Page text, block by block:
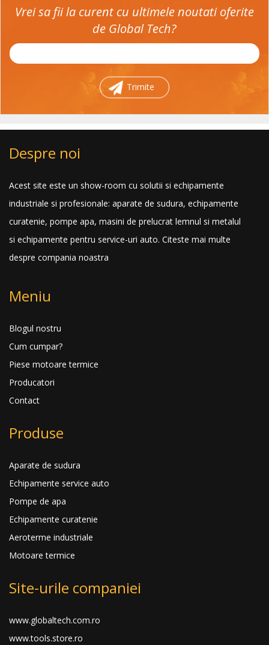
Vrei sa fii la curent cu ultimele noutati oferite
de Global Tech?
Trimite
Despre noi
Acest site este un show-room cu solutii si echipamente
industriale si profesionale: aparate de sudura, echipamente
curatenie, pompe apa, masini de prelucrat lemnul si metalul
si echipamente pentru service-uri auto. Citeste mai multe
despre compania noastra
Meniu
Blogul nostru
Cum cumpar?
Piese motoare termice
Producatori
Contact
Produse
Aparate de sudura
Echipamente service auto
Pompe de apa
Echipamente curatenie
Aeroterme industriale
Motoare termice
Site-urile companiei
www.globaltech.com.ro
www.tools.store.ro